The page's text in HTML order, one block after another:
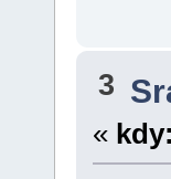
3
« kdy: